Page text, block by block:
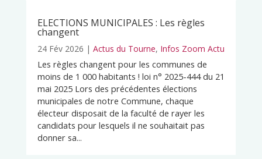
ELECTIONS MUNICIPALES : Les règles
changent
24 Fév 2026 | Actus du Tourne, Infos Zoom Actu
Les règles changent pour les communes de
moins de 1 000 habitants ! loi n° 2025-444 du 21
mai 2025 Lors des précédentes élections
municipales de notre Commune, chaque
électeur disposait de la faculté de rayer les
candidats pour lesquels il ne souhaitait pas
donner sa...